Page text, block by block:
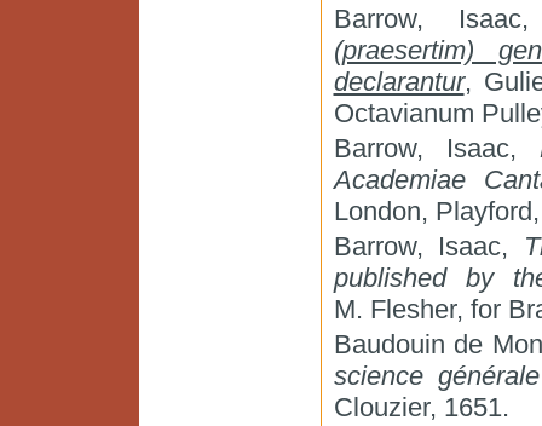
Barrow,
(praesertim)
declarantur,
Octavianum
Barrow, Isaac,
Academiae
London,
Barrow, Isaac,
published by
M. Flesher, for
Baudouin de
science
Clouzier, 1651.